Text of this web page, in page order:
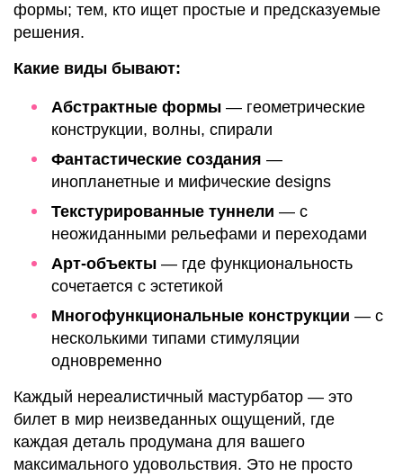
формы; тем, кто ищет простые и предсказуемые
решения.
Какие виды бывают:
Абстрактные формы — геометрические
конструкции, волны, спирали
Фантастические создания —
инопланетные и мифические designs
Текстурированные туннели — с
неожиданными рельефами и переходами
Арт-объекты — где функциональность
сочетается с эстетикой
Многофункциональные конструкции — с
несколькими типами стимуляции
одновременно
Каждый нереалистичный мастурбатор — это
билет в мир неизведанных ощущений, где
каждая деталь продумана для вашего
максимального удовольствия. Это не просто